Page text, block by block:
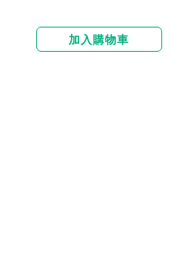
加入購物車